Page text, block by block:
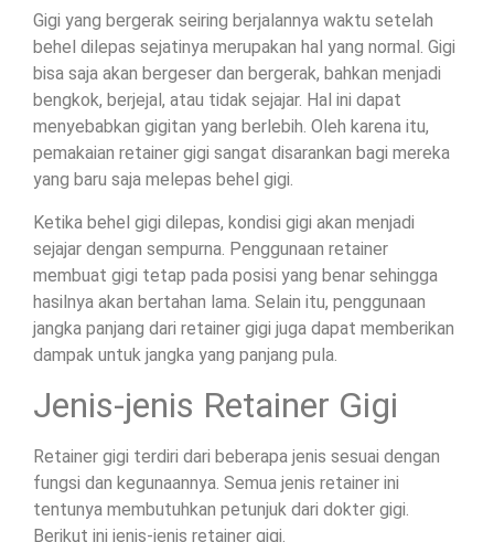
Gigi yang bergerak seiring berjalannya waktu setelah
behel dilepas sejatinya merupakan hal yang normal. Gigi
bisa saja akan bergeser dan bergerak, bahkan menjadi
bengkok, berjejal, atau tidak sejajar. Hal ini dapat
menyebabkan gigitan yang berlebih. Oleh karena itu,
pemakaian retainer gigi sangat disarankan bagi mereka
yang baru saja melepas behel gigi.
Ketika behel gigi dilepas, kondisi gigi akan menjadi
sejajar dengan sempurna. Penggunaan retainer
membuat gigi tetap pada posisi yang benar sehingga
hasilnya akan bertahan lama. Selain itu, penggunaan
jangka panjang dari retainer gigi juga dapat memberikan
dampak untuk jangka yang panjang pula.
Jenis-jenis Retainer Gigi
Retainer gigi terdiri dari beberapa jenis sesuai dengan
fungsi dan kegunaannya. Semua jenis retainer ini
tentunya membutuhkan petunjuk dari dokter gigi.
Berikut ini jenis-jenis retainer gigi.